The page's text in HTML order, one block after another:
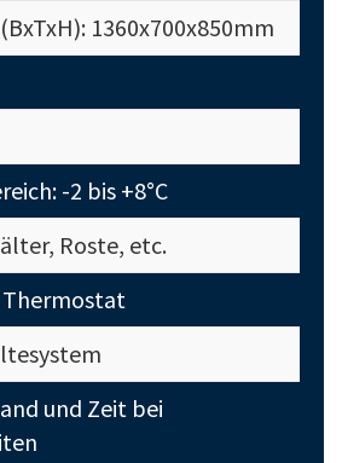
1360x700x850mm
-2 bis +8°C
Roste, etc.
Thermostat
und Zeit bei